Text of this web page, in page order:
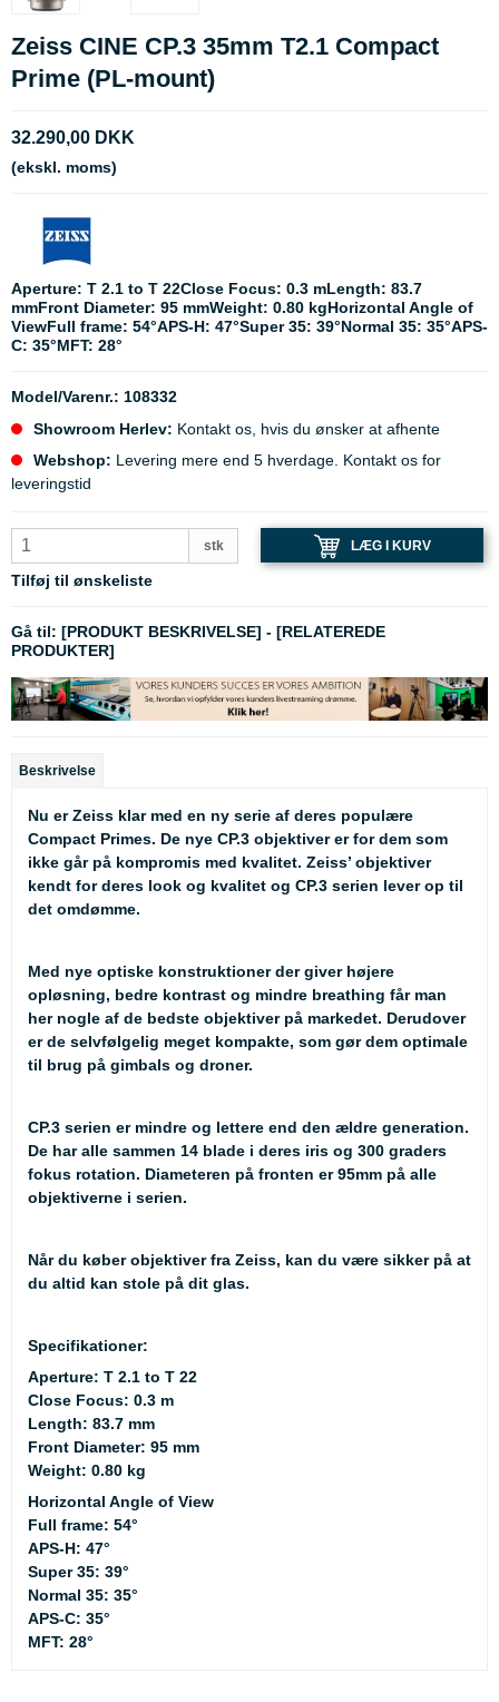
Zeiss CINE CP.3 35mm T2.1 Compact
Prime (PL-mount)
32.290,00 DKK
(ekskl. moms)
Aperture: T 2.1 to T 22Close Focus: 0.3 mLength: 83.7
mmFront Diameter: 95 mmWeight: 0.80 kgHorizontal Angle of
ViewFull frame: 54°APS-H: 47°Super 35: 39°Normal 35: 35°APS-
C: 35°MFT: 28°
Model/Varenr.: 108332
Showroom Herlev: Kontakt os, hvis du ønsker at afhente
Webshop: Levering mere end 5 hverdage. Kontakt os for
leveringstid
stk LÆG I KURV
Tilføj til ønskeliste
Gå til: [PRODUKT BESKRIVELSE] - [RELATEREDE
PRODUKTER]
Beskrivelse
Nu er Zeiss klar med en ny serie af deres populære
Compact Primes. De nye CP.3 objektiver er for dem som
ikke går på kompromis med kvalitet. Zeiss’ objektiver
kendt for deres look og kvalitet og CP.3 serien lever op til
det omdømme.
Med nye optiske konstruktioner der giver højere
opløsning, bedre kontrast og mindre breathing får man
her nogle af de bedste objektiver på markedet. Derudover
er de selvfølgelig meget kompakte, som gør dem optimale
til brug på gimbals og droner.
CP.3 serien er mindre og lettere end den ældre generation.
De har alle sammen 14 blade i deres iris og 300 graders
fokus rotation. Diameteren på fronten er 95mm på alle
objektiverne i serien.
Når du køber objektiver fra Zeiss, kan du være sikker på at
du altid kan stole på dit glas.
Specifikationer:
Aperture: T 2.1 to T 22
Close Focus: 0.3 m
Length: 83.7 mm
Front Diameter: 95 mm
Weight: 0.80 kg
Horizontal Angle of View
Full frame: 54°
APS-H: 47°
Super 35: 39°
Normal 35: 35°
APS-C: 35°
MFT: 28°